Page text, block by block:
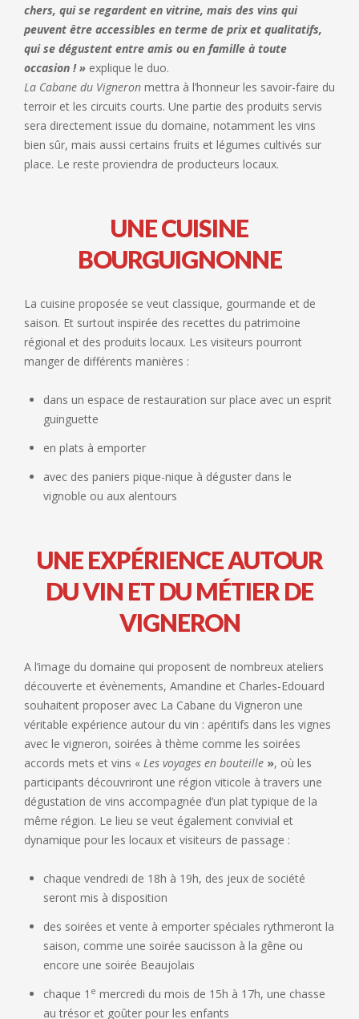
chers, qui se regardent en vitrine, mais des vins qui
peuvent être accessibles en terme de prix et qualitatifs,
qui se dégustent entre amis ou en famille à toute
occasion ! » explique le duo.
La Cabane du Vigneron mettra à l’honneur les savoir-faire du
terroir et les circuits courts. Une partie des produits servis
sera directement issue du domaine, notamment les vins
bien sûr, mais aussi certains fruits et légumes cultivés sur
place. Le reste proviendra de producteurs locaux.
UNE CUISINE
BOURGUIGNONNE
La cuisine proposée se veut classique, gourmande et de
saison. Et surtout inspirée des recettes du patrimoine
régional et des produits locaux. Les visiteurs pourront
manger de différents manières :
dans un espace de restauration sur place avec un esprit
guinguette
en plats à emporter
avec des paniers pique-nique à déguster dans le
vignoble ou aux alentours
UNE EXPÉRIENCE AUTOUR
DU VIN ET DU MÉTIER DE
VIGNERON
A l’image du domaine qui proposent de nombreux ateliers
découverte et évènements, Amandine et Charles-Edouard
souhaitent proposer avec La Cabane du Vigneron une
véritable expérience autour du vin : apéritifs dans les vignes
avec le vigneron, soirées à thème comme les soirées
accords mets et vins « Les voyages en bouteille », où les
participants découvriront une région viticole à travers une
dégustation de vins accompagnée d’un plat typique de la
même région. Le lieu se veut également convivial et
dynamique pour les locaux et visiteurs de passage :
chaque vendredi de 18h à 19h, des jeux de société
seront mis à disposition
des soirées et vente à emporter spéciales rythmeront la
saison, comme une soirée saucisson à la gêne ou
encore une soirée Beaujolais
chaque 1 e mercredi du mois de 15h à 17h, une chasse
au trésor et goûter pour les enfants